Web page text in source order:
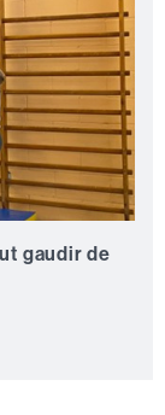
gaudir de